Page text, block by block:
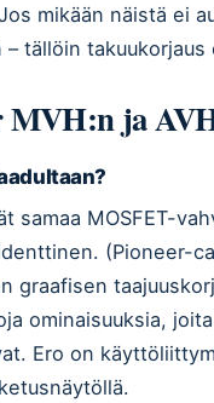
mikään näistä ei
tällöin
MVH:n ja
samaa MOSFET-
(Pioneer-
graafisen
ominaisuuksia,
Ero on